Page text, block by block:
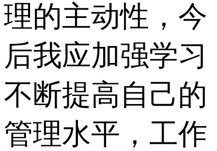
理的主动性，今
后我应加强学习
不断提高自己的
管理水平，工作